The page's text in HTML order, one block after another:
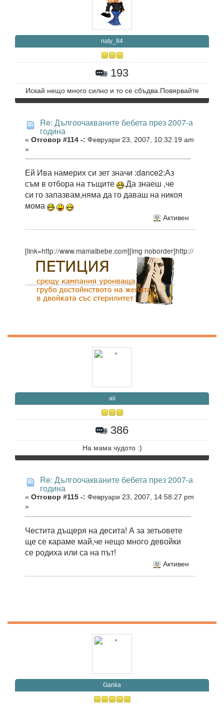
naty_84
193
Искай нещо много силно и то се сбъдва.Повярвайте
Re: Дългоочакваните бебета през 2007-а
година
« Отговор #114 -: Февруари 23, 2007, 10:32:19 am
»
Ей Ива намерих си зет значи :dance2:Аз
съм в отбора на тъщите
.Да знаеш ,че
си го запазвам,няма да го даваш на никоя
мома
Активен
[link=http://www.mamaibebe.com][img noborder]http://
aii
386
На мама чудото :)
Re: Дългоочакваните бебета през 2007-а
година
« Отговор #115 -: Февруари 23, 2007, 14:58:27 pm
»
Честита дъщеря на десита! А за зетьовете
ще се караме май,че нещо много девойки
се родиха или са на път!
Активен
Ganka